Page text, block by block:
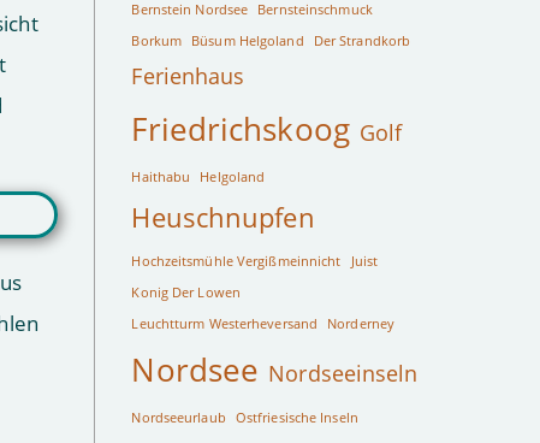
Bernstein Nordsee
Bernsteinschmuck
Borkum
Büsum Helgoland Der Strandkorb
Ferienhaus
Friedrichskoog Golf
Haithabu Helgoland
Heuschnupfen
Hochzeitsmühle Vergißmeinnicht
Juist
Konig Der Lowen
Leuchtturm Westerheversand
Norderney
Nordsee Nordseeinseln
Nordseeurlaub Ostfriesische Inseln